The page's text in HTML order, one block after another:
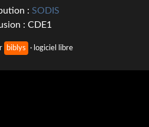
: SODIS
: CDE1
biblys · logiciel libre